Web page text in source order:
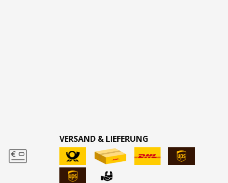
VERSAND & LIEFERUNG